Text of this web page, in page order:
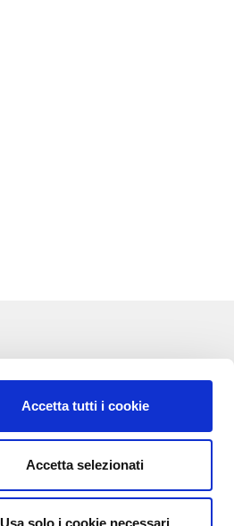
Accetta tutti i cookie
Accetta selezionati
Usa solo i cookie necessari